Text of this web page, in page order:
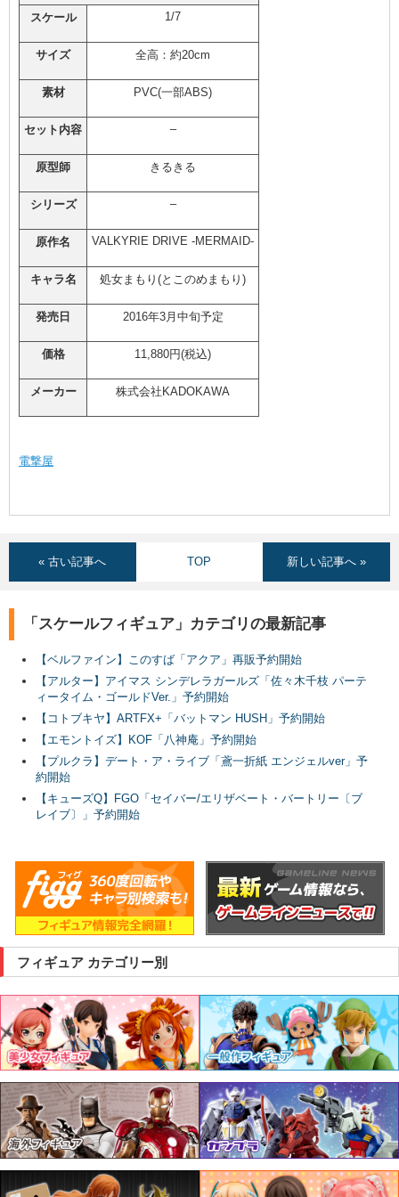
スケール 1/7
サイズ 全高：約20cm
素材 PVC(一部ABS)
セット内容 –
原型師 きるきる
シリーズ –
原作名 VALKYRIE DRIVE -MERMAID-
キャラ名 処女まもり(とこのめまもり)
発売日 2016年3月中旬予定
価格 11,880円(税込)
メーカー 株式会社KADOKAWA
電撃屋
« 古い記事へ TOP 新しい記事へ »
「スケールフィギュア」カテゴリの最新記事
【ベルファイン】このすば「アクア」再販予約開始
【アルター】アイマス シンデレラガールズ「佐々木千枝 パーテ
ィータイム・ゴールドVer.」予約開始
【コトブキヤ】ARTFX+「バットマン HUSH」予約開始
【エモントイズ】KOF「八神庵」予約開始
【プルクラ】デート・ア・ライブ「鳶一折紙 エンジェルver」予
約開始
【キューズQ】FGO「セイバー/エリザベート・バートリー〔ブ
レイブ〕」予約開始
フィギュア カテゴリー別